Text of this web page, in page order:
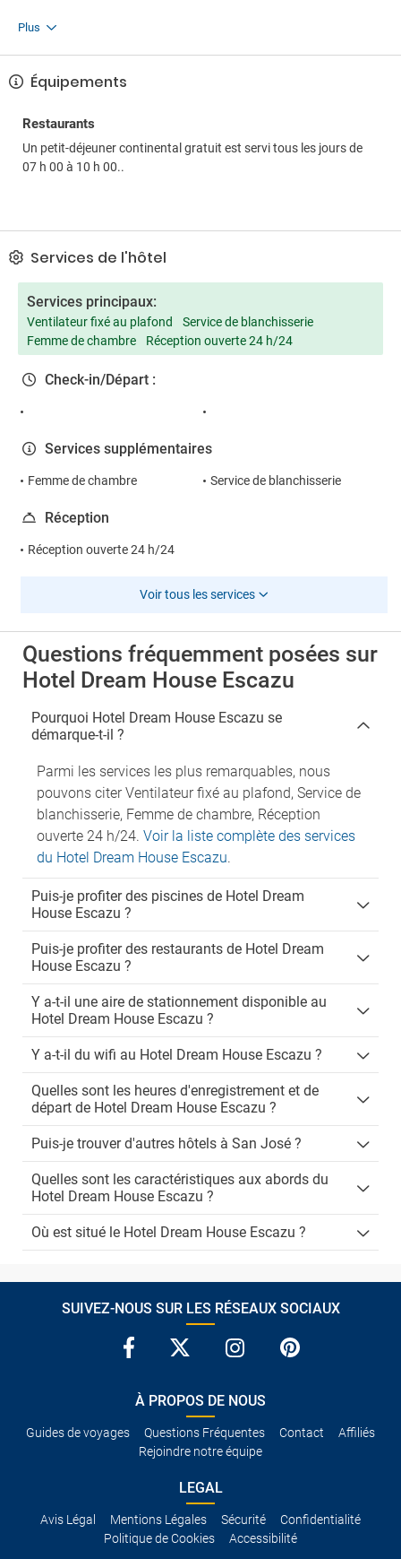
Plus
Équipements
Restaurants
Un petit-déjeuner continental gratuit est servi tous les jours de
07 h 00 à 10 h 00..
Services de l'hôtel
Services principaux:
Ventilateur fixé au plafond
Service de blanchisserie
Femme de chambre
Réception ouverte 24 h/24
Check-in/Départ :
Services supplémentaires
Femme de chambre Service de blanchisserie
Réception
Réception ouverte 24 h/24
Voir tous les services
Questions fréquemment posées sur
Hotel Dream House Escazu
Pourquoi Hotel Dream House Escazu se
démarque-t-il ?
Parmi les services les plus remarquables, nous
pouvons citer Ventilateur fixé au plafond, Service de
blanchisserie, Femme de chambre, Réception
ouverte 24 h/24. Voir la liste complète des services
du Hotel Dream House Escazu.
Puis-je profiter des piscines de Hotel Dream
House Escazu ?
Puis-je profiter des restaurants de Hotel Dream
House Escazu ?
Y a-t-il une aire de stationnement disponible au
Hotel Dream House Escazu ?
Y a-t-il du wifi au Hotel Dream House Escazu ?
Quelles sont les heures d'enregistrement et de
départ de Hotel Dream House Escazu ?
Puis-je trouver d'autres hôtels à San José ?
Quelles sont les caractéristiques aux abords du
Hotel Dream House Escazu ?
Où est situé le Hotel Dream House Escazu ?
SUIVEZ-NOUS SUR LES RÉSEAUX SOCIAUX
À PROPOS DE NOUS
Guides de voyages Questions Fréquentes Contact
Affiliés
Rejoindre notre équipe
LEGAL
Avis Légal Mentions Légales Sécurité
Confidentialité
Politique de Cookies
Accessibilité